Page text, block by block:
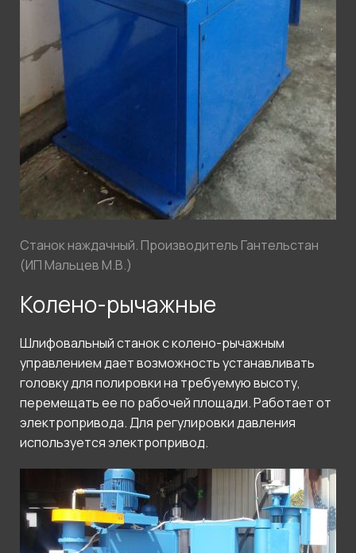
Станок наждачный. Производитель Гантельстан
(ИП Мальцев М.В.)
Колено-рычажные
Шлифовальный станок с колено-рычажным
управлением дает возможность устанавливать
головку для полировки на требуемую высоту,
перемещать ее по рабочей площади. Работает от
электропривода. Для регулировки давления
используется электропривод.